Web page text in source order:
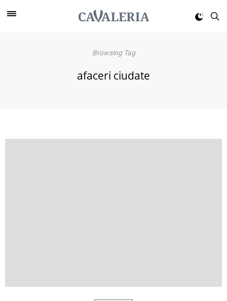
Browsing Tag
afaceri ciudate